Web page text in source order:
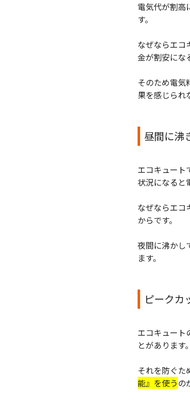
電気代が割高
す。
なぜならエコ
金が割安にな
そのため電気
果を感じられ
昼間に沸
エコキュート
状況になると
なぜならエコ
からです。
夜間に沸かし
ます。
ピークカ
エコキュート
とがあります。
それを防ぐた
能』を使うの